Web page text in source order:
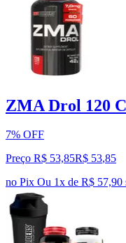
ZMA Drol 120
7% OFF
Preço R$ 53,85R$ 53,85
no Pix Ou 1x de R$ 57,90